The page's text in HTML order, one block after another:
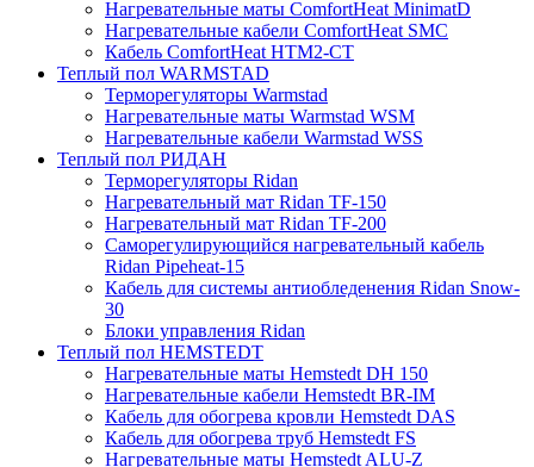
Нагревательные маты ComfortHeat MinimatD
Нагревательные кабели ComfortHeat SMC
Кабель ComfortHeat HTM2-CT
Теплый пол WARMSTAD
Терморегуляторы Warmstad
Нагревательные маты Warmstad WSM
Нагревательные кабели Warmstad WSS
Теплый пол РИДАН
Терморегуляторы Ridan
Нагревательный мат Ridan TF-150
Нагревательный мат Ridan TF-200
Саморегулирующийся нагревательный кабель
Ridan Pipeheat-15
Кабель для системы антиобледенения Ridan Snow-
30
Блоки управления Ridan
Теплый пол HEMSTEDT
Нагревательные маты Hemstedt DH 150
Нагревательные кабели Hemstedt BR-IM
Кабель для обогрева кровли Hemstedt DAS
Кабель для обогрева труб Hemstedt FS
Нагревательные маты Hemstedt ALU-Z